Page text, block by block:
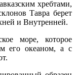
хребтами,
Тавра берет
и Внутренней.
море, которое
его океаном, а с